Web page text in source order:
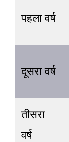
पहला वर्ष
दूसरा वर्ष
तीसरा
वर्ष